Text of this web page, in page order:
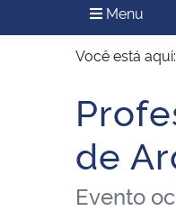
Ministério do
Secretaria de
Menu
Você está aqui:
Início do
de
Evento